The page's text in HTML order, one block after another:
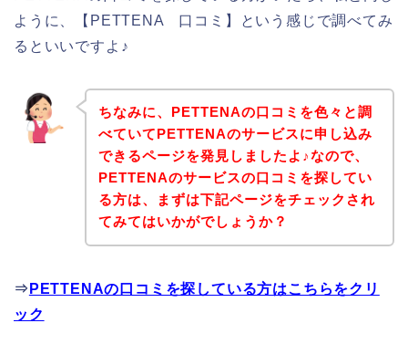
ように、【PETTENA 口コミ】という感じで調べてみ
るといいですよ♪
ちなみに、PETTENAの口コミを色々と調
べていてPETTENAのサービスに申し込み
できるページを発見しましたよ♪なので、
PETTENAのサービスの口コミを探してい
る方は、まずは下記ページをチェックされ
てみてはいかがでしょうか？
⇒ PETTENAの口コミを探している方はこちらをクリ
ック